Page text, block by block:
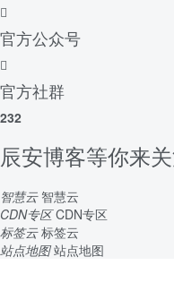
官方公众号
官方社群
232
辰安博客等你来
智慧云 智慧云
CDN专区 CDN专区
标签云 标签云
站点地图 站点地图